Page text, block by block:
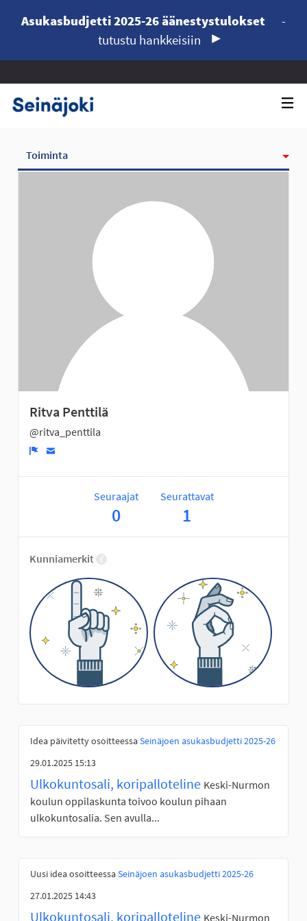
Asukasbudjetti 2025-26 äänestystulokset
-
tutustu hankkeisiin
Toiminta
Ritva Penttilä
@ritva_penttila
Seuraajat
0
Seurattavat
1
Kunniamerkit
Idea päivitetty osoitteessaSeinäjoen asukasbudjetti 2025-26
29.01.2025 15:13
Ulkokuntosali, koripalloteline Keski-Nurmon
koulun oppilaskunta toivoo koulun pihaan
ulkokuntosalia. Sen avulla...
Uusi idea osoitteessaSeinäjoen asukasbudjetti 2025-26
27.01.2025 14:43
Ulkokuntosali, koripalloteline Keski-Nurmon